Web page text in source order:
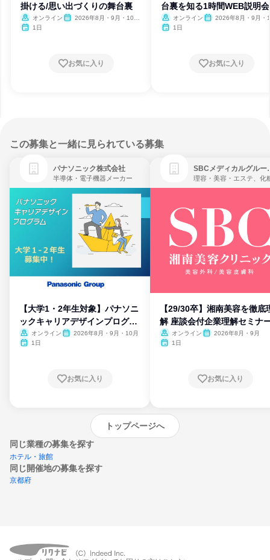
掛ける/思い出づくりの舞台裏
オンライン
2026年8月・9月・10
1日
お気に入り
台裏を知る1時間WEB説明会
オンライン
2026年8月・9月・
1日
お気に入り
この募集と一緒に見られている募集
パナソニック株式会社
半導体・電子機器メーカー
【大学1・2年生対象】パナソニ
ックキャリアデザインプログラ
ム
オンライン
2026年8月・9月・10月
1日
お気に入り
SBCメ
【29/30卒】湘南美容を徹底
解 座談会付企業理解セミナ
オンライン
2026年8月・9月
1日
お気に入り
トップページへ
同じ業種の募集を探す
ホテル・旅館
同じ開催地の募集を探す
京都府
エントリーするとプログラムの詳細案内を